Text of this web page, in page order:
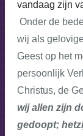
vandaag zijn
Onder de
wij als
Geest op het
persoonlijk
Christus, de
wij allen zijn
gedoopt;